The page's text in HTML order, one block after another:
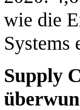
wie die
Systems
Supply